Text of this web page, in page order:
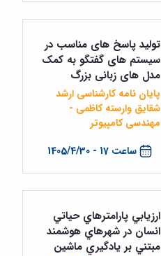
ساعت 17 - 1405/4/30
تولید پاسخ های مناسب در
سیستم های گفتگو به کمک
مدل های زبانی بزرگ
پایان نامه کارشناسی ارشد
شقایق وارسته کاظمی -
مهندسی کامپیوتر
ارزيابي پارامترهاي حياتي
انسان در شهرهاي هوشمند
مبتني بر يادگيري ماشين